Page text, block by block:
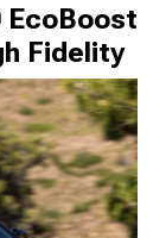
EcoBoost
Fidelity